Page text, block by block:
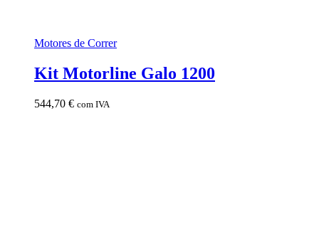
Motores de Correr
Kit Motorline Galo 1200
544,70 € com IVA